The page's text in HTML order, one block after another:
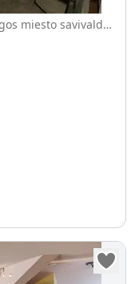
Vanagupės g. 22, Palanga, Palangos miesto savivaldybė, Lietuva